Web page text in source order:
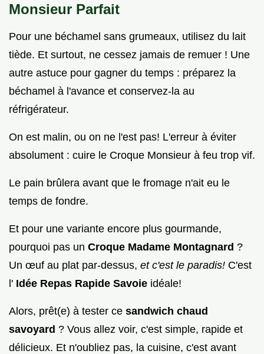
Monsieur Parfait
Pour une béchamel sans grumeaux, utilisez du lait
tiède. Et surtout, ne cessez jamais de remuer ! Une
autre astuce pour gagner du temps : préparez la
béchamel à l'avance et conservez-la au
réfrigérateur.
On est malin, ou on ne l'est pas! L'erreur à éviter
absolument : cuire le Croque Monsieur à feu trop vif.
Le pain brûlera avant que le fromage n'ait eu le
temps de fondre.
Et pour une variante encore plus gourmande,
pourquoi pas un Croque Madame Montagnard ?
Un œuf au plat par-dessus, et c'est le paradis! C'est
l' Idée Repas Rapide Savoie idéale!
Alors, prêt(e) à tester ce sandwich chaud
savoyard ? Vous allez voir, c'est simple, rapide et
délicieux. Et n'oubliez pas, la cuisine, c'est avant